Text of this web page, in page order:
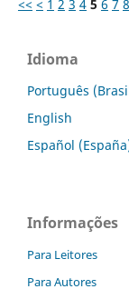
<< < 1 2 3 4 5 6 7 8
Idioma
Português
English
Español
Informações
Para Leitores
Para Autores